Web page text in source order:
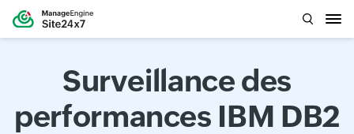
Surveillance des
performances IBM DB2